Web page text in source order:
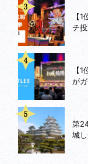
【
チ
【
が
第
城